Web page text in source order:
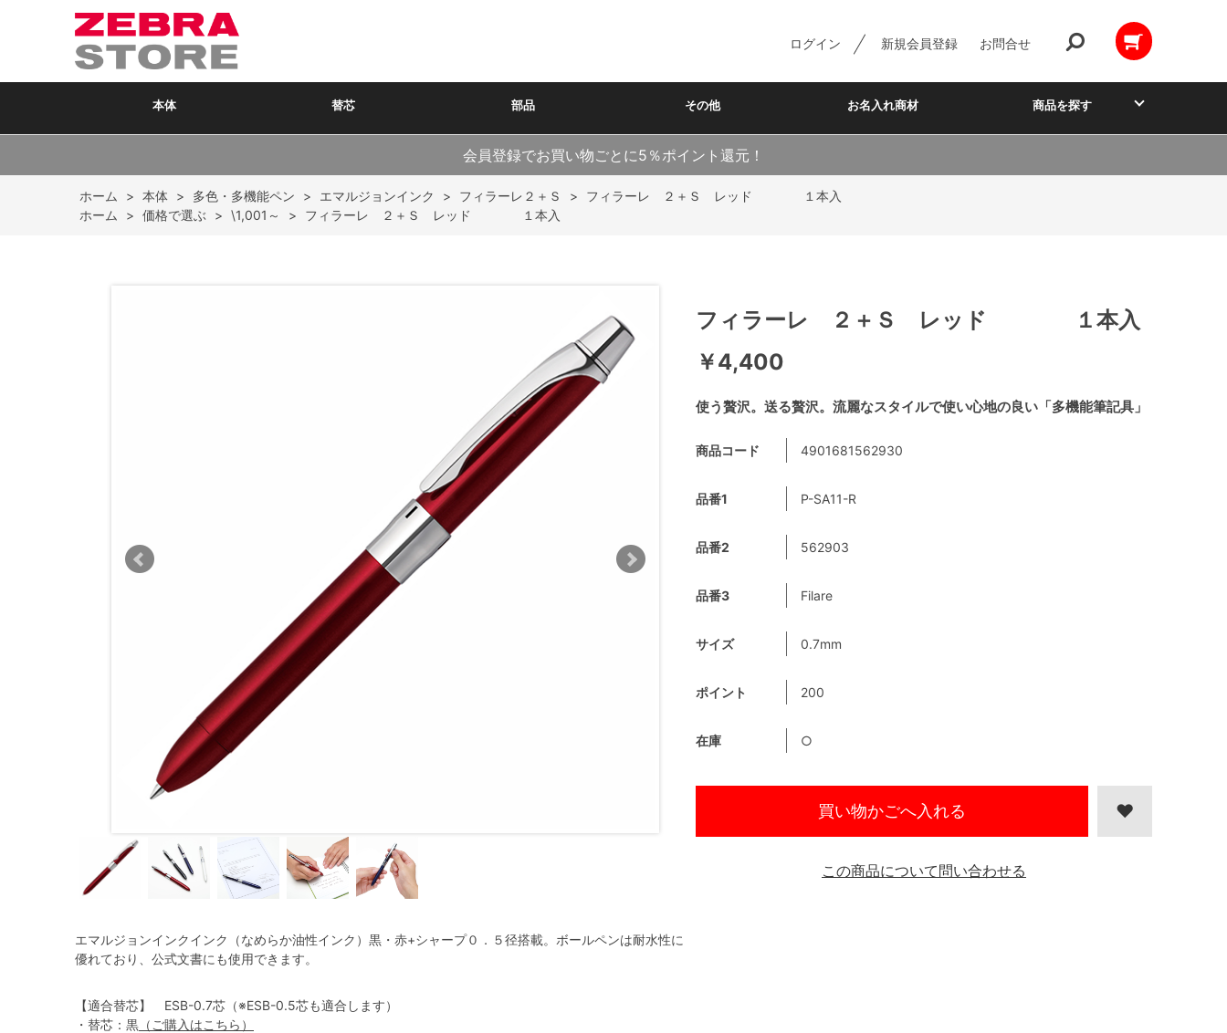
ログイン 新規会員登録 お問合せ
本体 替芯 部品 その他 お名入れ商材 商品を探す
会員登録でお買い物ごとに5％ポイント還元！
ホーム > 本体 > 多色・多機能ペン > エマルジョンインク > フィラーレ２＋Ｓ >
フィラーレ ２＋Ｓ レッド １本入
ホーム
> 価格で選ぶ > \1,001～ > フィラーレ ２＋Ｓ レッド １本入
エマルジョンインクインク（なめらか油性インク）黒・赤+シャープ０．５径搭載。ボールペンは耐水性に
優れており、公式文書にも使用できます。
【適合替芯】 ESB-0.7芯（※ESB-0.5芯も適合します）
・替芯：黒 （ご購入はこちら）
使う贅沢。送る贅沢。流麗なスタイルで使い心地の良い「多機能筆記具」
フィラーレ ２＋Ｓ レッド １本入
￥4,400
商品コード 4901681562930
品番1 P-SA11-R
品番2 562903
品番3 Filare
サイズ 0.7mm
ポイント 200
在庫 ○
買い物かごへ入れる
この商品について問い合わせる